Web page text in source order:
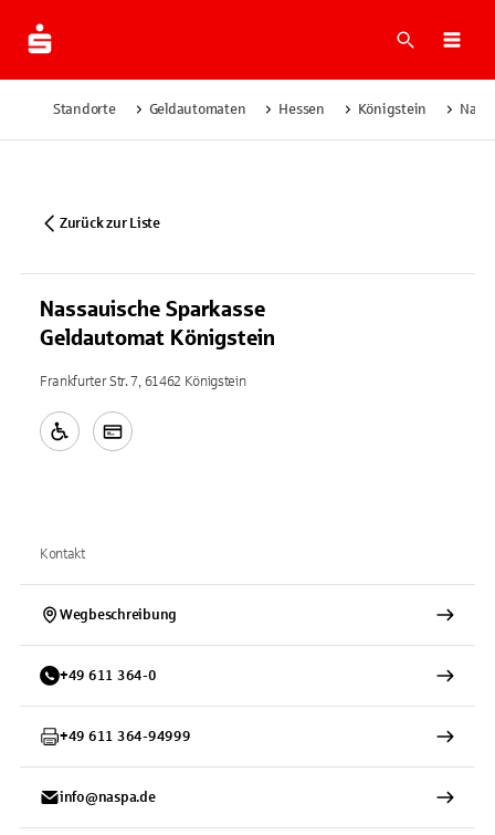
Suche
Standorte Geldautomaten Hessen Königstein
Zurück zur Liste
Nassauische Sparkasse
Geldautomat Königstein
Frankfurter Str. 7, 61462 Königstein
Kontakt
Wegbeschreibung
+49 611 364-0
+49 611 364-94999
info@naspa.de